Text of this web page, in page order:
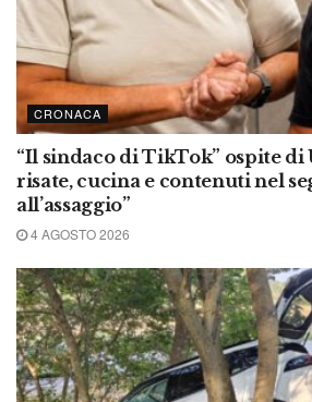
CRONACA
“Il sindaco di TikTok” ospite
risate, cucina e contenuti nel
all’assaggio”
4 AGOSTO 2026